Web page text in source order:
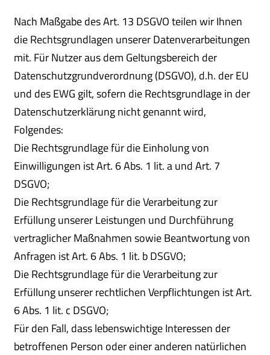
Nach Maßgabe des Art. 13 DSGVO teilen wir Ihnen
die Rechtsgrundlagen unserer Datenverarbeitungen
mit. Für Nutzer aus dem Geltungsbereich der
Datenschutzgrundverordnung (DSGVO), d.h. der EU
und des EWG gilt, sofern die Rechtsgrundlage in der
Datenschutzerklärung nicht genannt wird,
Folgendes:
Die Rechtsgrundlage für die Einholung von
Einwilligungen ist Art. 6 Abs. 1 lit. a und Art. 7
DSGVO;
Die Rechtsgrundlage für die Verarbeitung zur
Erfüllung unserer Leistungen und Durchführung
vertraglicher Maßnahmen sowie Beantwortung von
Anfragen ist Art. 6 Abs. 1 lit. b DSGVO;
Die Rechtsgrundlage für die Verarbeitung zur
Erfüllung unserer rechtlichen Verpflichtungen ist Art.
6 Abs. 1 lit. c DSGVO;
Für den Fall, dass lebenswichtige Interessen der
betroffenen Person oder einer anderen natürlichen